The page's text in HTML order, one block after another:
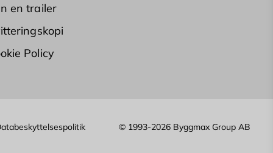
en trailer
Policy
© 1993-2026 Byggmax Group AB